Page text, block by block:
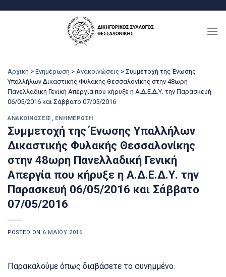
Αρχική > Ενημέρωση > Ανακοινώσεις > Συμμετοχή της Ένωσης
Υπαλλήλων Δικαστικής Φυλακής Θεσσαλονίκης στην 48ωρη
Πανελλαδική Γενική Απεργία που κήρυξε η Α.Δ.Ε.Δ.Υ. την Παρασκευή
06/05/2016 και Σάββατο 07/05/2016
ΑΝΑΚΟΙΝΏΣΕΙΣ , ΕΝΗΜΈΡΩΣΗ
Συμμετοχή της Ένωσης Υπαλλήλων
Δικαστικής Φυλακής Θεσσαλονίκης
στην 48ωρη Πανελλαδική Γενική
Απεργία που κήρυξε η Α.Δ.Ε.Δ.Υ. την
Παρασκευή 06/05/2016 και Σάββατο
07/05/2016
POSTED ON 6 ΜΑΪ́ΟΥ 2016
Παρακαλούμε όπως διαβάσετε το συνημμένο.